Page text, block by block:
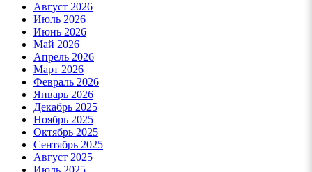
Август 2026
Июль 2026
Июнь 2026
Май 2026
Апрель 2026
Март 2026
Февраль 2026
Январь 2026
Декабрь 2025
Ноябрь 2025
Октябрь 2025
Сентябрь 2025
Август 2025